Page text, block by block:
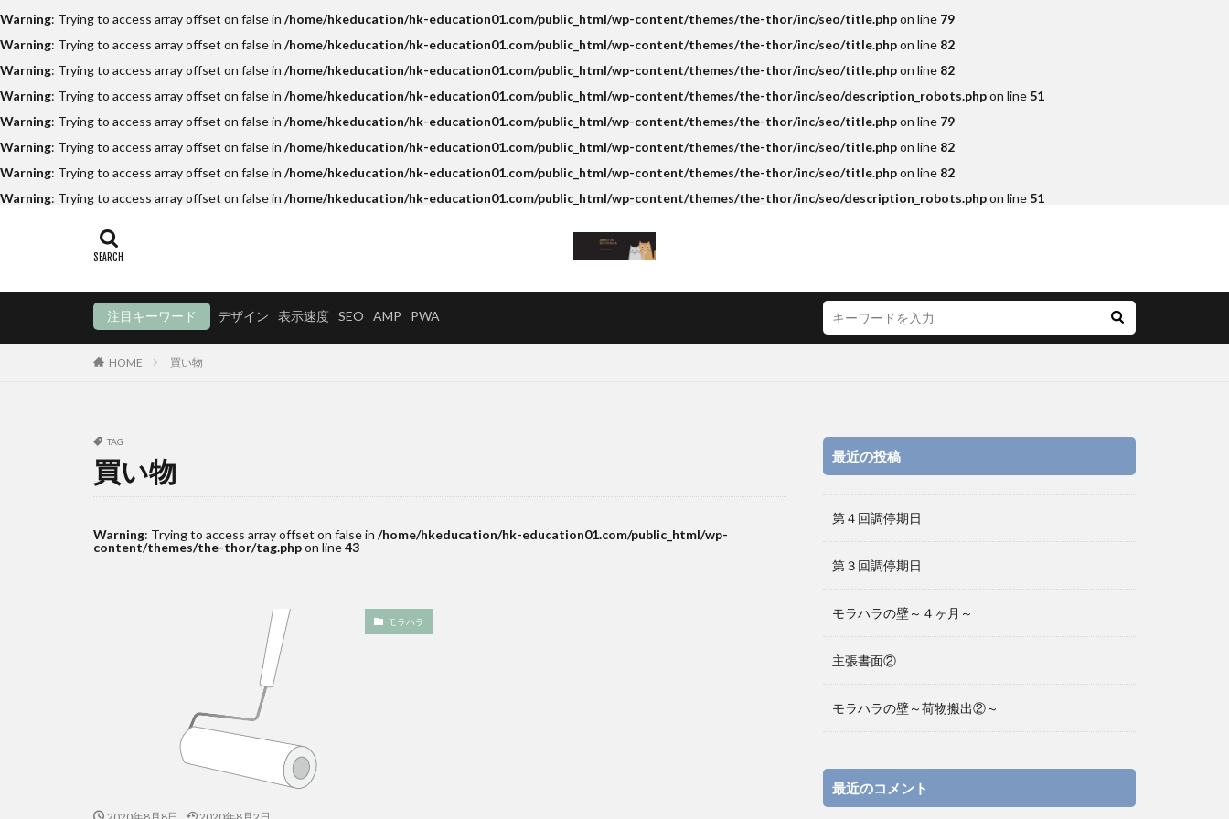
Warning: Trying to access array offset on false in /home/hkeducation/hk-education01.com/public_html/wp-content/themes/the-thor/inc/seo/title.phpon line 79
Warning: Trying to access array offset on false in /home/hkeducation/hk-education01.com/public_html/wp-content/themes/the-thor/inc/seo/title.phpon line 82
Warning: Trying to access array offset on false in /home/hkeducation/hk-education01.com/public_html/wp-content/themes/the-thor/inc/seo/title.phpon line 82
Warning: Trying to access array offset on false in /home/hkeducation/hk-education01.com/public_html/wp-content/themes/the-thor/inc/seo/description_robots.phpon line 51
Warning: Trying to access array offset on false in /home/hkeducation/hk-education01.com/public_html/wp-content/themes/the-thor/inc/seo/title.phpon line 79
Warning: Trying to access array offset on false in /home/hkeducation/hk-education01.com/public_html/wp-content/themes/the-thor/inc/seo/title.phpon line 82
Warning: Trying to access array offset on false in /home/hkeducation/hk-education01.com/public_html/wp-content/themes/the-thor/inc/seo/title.phpon line 82
Warning: Trying to access array offset on false in /home/hkeducation/hk-education01.com/public_html/wp-content/themes/the-thor/inc/seo/description_robots.phpon line 51
注目キーワード デザイン 表示速度 SEO AMP PWA
HOME 買い物
TAG
買い物
Warning: Trying to access array offset on false in /home/hkeducation/hk-education01.com/public_html/wp-
content/themes/the-thor/tag.phpon line43
モラハラ
最近の投稿
第４回調停期日
第３回調停期日
モラハラの壁～４ヶ月～
主張書面②
モラハラの壁～荷物搬出②～
最近のコメント